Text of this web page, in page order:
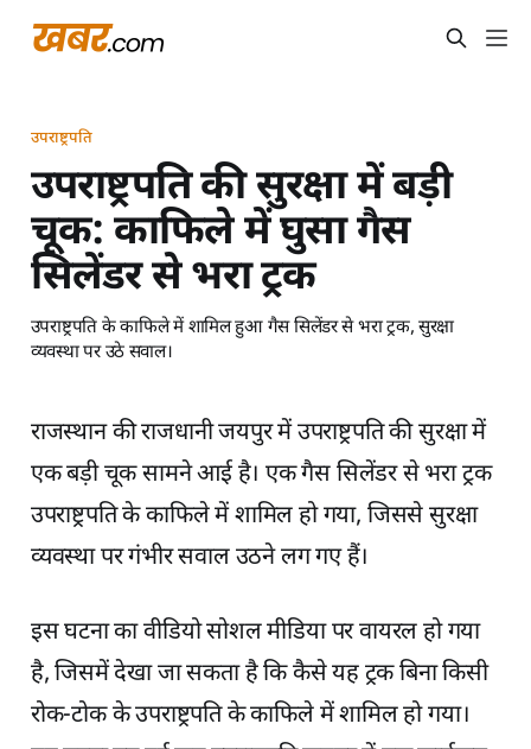
उपराष्ट्रपति
उपराष्ट्रपति की सुरक्षा में बड़ी
चूक: काफिले में घुसा गैस
सिलेंडर से भरा ट्रक
उपराष्ट्रपति के काफिले में शामिल हुआ गैस सिलेंडर से भरा ट्रक, सुरक्षा
व्यवस्था पर उठे सवाल।
राजस्थान की राजधानी जयपुर में उपराष्ट्रपति की सुरक्षा में
एक बड़ी चूक सामने आई है। एक गैस सिलेंडर से भरा ट्रक
उपराष्ट्रपति के काफिले में शामिल हो गया, जिससे सुरक्षा
व्यवस्था पर गंभीर सवाल उठने लग गए हैं।
इस घटना का वीडियो सोशल मीडिया पर वायरल हो गया
है, जिसमें देखा जा सकता है कि कैसे यह ट्रक बिना किसी
रोक-टोक के उपराष्ट्रपति के काफिले में शामिल हो गया।